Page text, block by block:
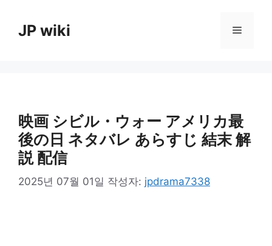
JP wiki 메
映画 シビル・ウォー アメリカ最
後の日 ネタバレ あらすじ 結末 解
説 配信
2025년 07월 01일 작성자: jpdrama7338